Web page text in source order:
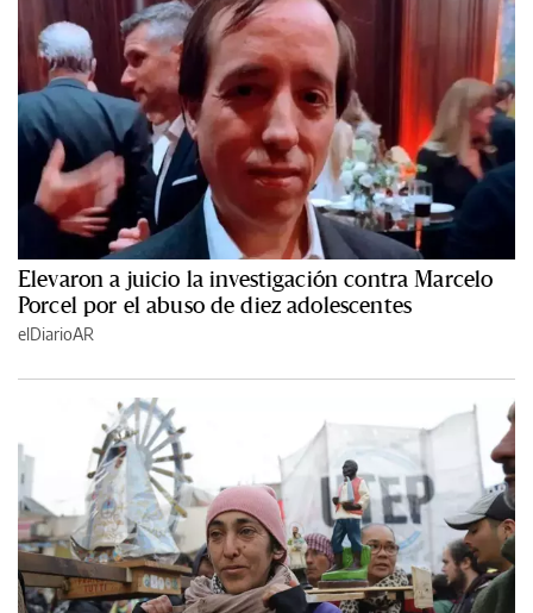
Elevaron a juicio la investigación contra Marcelo
Porcel por el abuso de diez adolescentes
elDiarioAR